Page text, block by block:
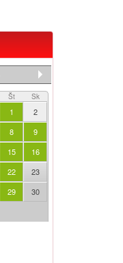
Št Sk
1
2
8
9
15
16
22
23
29
30